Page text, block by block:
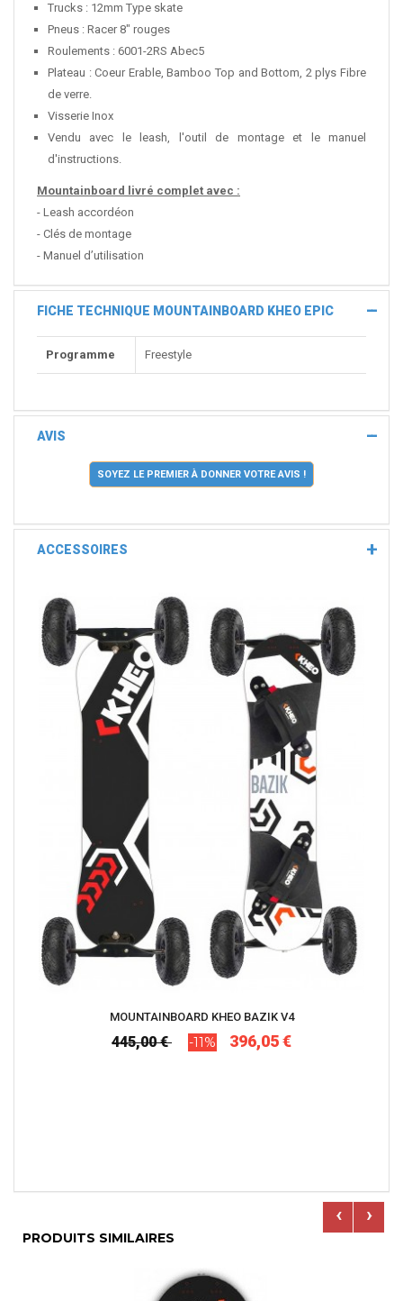
Trucks : 12mm Type skate
Pneus : Racer 8" rouges
Roulements : 6001-2RS Abec5
Plateau : Coeur Erable, Bamboo Top and Bottom, 2 plys Fibre
de verre.
Visserie Inox
Vendu avec le leash, l'outil de montage et le manuel
d'instructions.
Mountainboard livré complet avec :
- Leash accordéon
- Clés de montage
- Manuel d’utilisation
FICHE TECHNIQUE MOUNTAINBOARD KHEO EPIC
Programme Freestyle
AVIS
SOYEZ LE PREMIER À DONNER VOTRE AVIS !
ACCESSOIRES
MOUNTAINBOARD KHEO BAZIK V4
445,00 € -11% 396,05 €
PRODUITS SIMILAIRES
‹ ›